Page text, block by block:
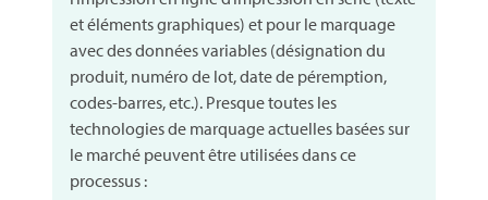
et éléments graphiques) et pour le marquage
avec des données variables (désignation du
produit, numéro de lot, date de péremption,
codes-barres, etc.). Presque toutes les
technologies de marquage actuelles basées sur
le marché peuvent être utilisées dans ce
processus :